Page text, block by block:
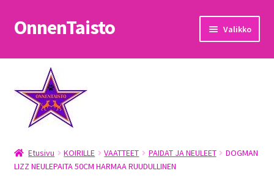
Siirry
navigointiin
Siirry
sisältöön
OnnenTaisto Valikko
Etusivu
Kassa
Oma tili
OnnenTaisto
Etusivu KOIRILLE VAATTEET PAIDAT JA NEULEET
DOGMAN
LIZZ NEULEPAITA 50CM HARMAA RUUDULLINEN